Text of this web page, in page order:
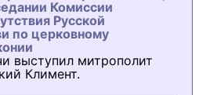
Комиссии
Русской
по церковному
выступил митрополит
Климент.